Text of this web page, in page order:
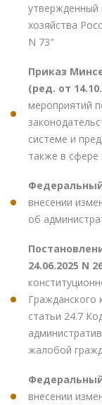
утвержденный
хозяйства
N 73"
Приказ
(ред. от
мероприятий
системе и
также в сфере
Федеральный
внесении
об
24.06.2025 N
Гражданского
статьи 24.7
жалобой
Федеральный
внесении